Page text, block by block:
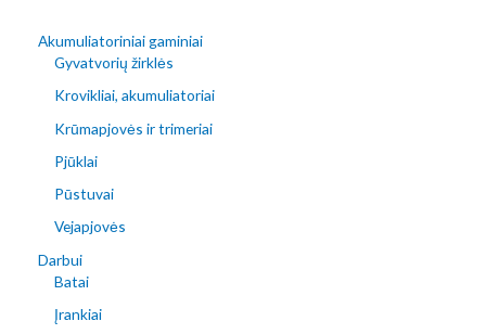
Akumuliatoriniai gaminiai
Gyvatvorių žirklės
Krovikliai, akumuliatoriai
Krūmapjovės ir trimeriai
Pjūklai
Pūstuvai
Vejapjovės
Darbui
Batai
Įrankiai